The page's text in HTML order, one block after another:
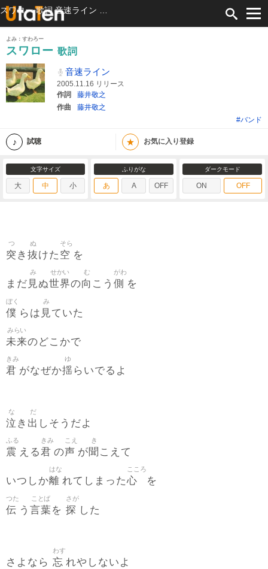
よみ：すわろー
スワロー 歌詞
音速ライン
2005.11.16 リリース
作詞
藤井敬之
作曲
藤井敬之
#バンド
試聴 ★ お気に入り登録
文字サイズ
大 中 小
ふりがな
あ A OFF
ダークモード
ON OFF
突
つ
き 抜
ぬ
けた 空
そら
を
まだ 見
み
ぬ世界
せかい
の向
む
こう 側
がわ
を
僕
ぼく
らは 見
み
ていた
未来
みらい
のどこかで
君
きみ
がなぜか揺
ゆ
らいでるよ
泣
な
き 出
だ
しそうだよ
震
ふる
える君
きみ
の声
こえ
が聞
き
こえて
いつしか離
はな
れてしまった心
こころ
を
伝
つた
う 言葉
ことば
を 探
さが
した
さよなら 忘
わす
れやしないよ